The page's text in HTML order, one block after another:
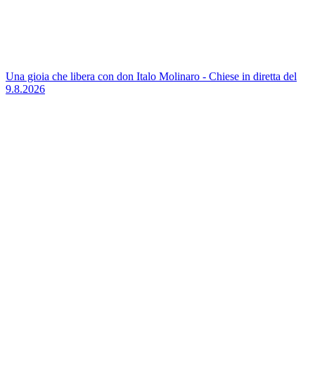
Una gioia che libera con don Italo Molinaro - Chiese in diretta del
9.8.2026